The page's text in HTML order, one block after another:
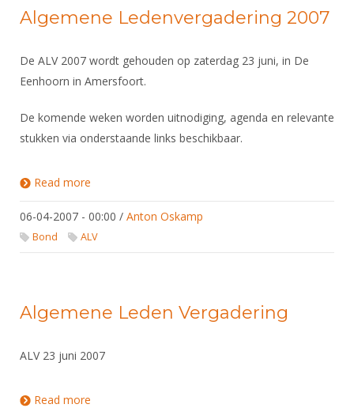
Algemene Ledenvergadering 2007
De ALV 2007 wordt gehouden op zaterdag 23 juni, in De
Eenhoorn in Amersfoort.
De komende weken worden uitnodiging, agenda en relevante
stukken via onderstaande links beschikbaar.
Read more
06-04-2007 - 00:00 / Anton Oskamp
Bond ALV
Algemene Leden Vergadering
ALV 23 juni 2007
Read more